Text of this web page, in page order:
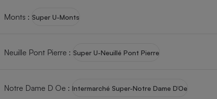
Monts : Super U-Monts
Neuille Pont Pierre : Super U-Neuillé Pont Pierre
Notre Dame D Oe : Intermarché Super-Notre Dame D’Oe